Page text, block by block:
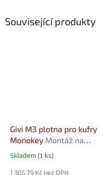
Související produkty
Givi M3 plotna pro kufry
Monokey Montáž na
nosiče s označením "***F"
Skladem (1 ks)
1 305,79 Kč bez DPH